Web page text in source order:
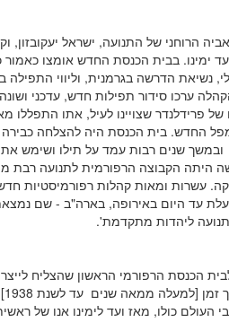
הרוחני של התנועה, ישראל יעקובזון,
עד ימינו. בבית הכנסת החדש אומצו
נשיאת הדרשה בגרמנית, וליווי
ערכו סידור תפילות חדש, עדכני
פרידלנדר שצויינו לעיל, אתו התפללו
800 חברים - ובמשך שנים רבות עמד על תילו
היתה הקבוצה הרפורמית לתנועה רבת
עשרות ומאות קהלות רפורמיסטיות
עד היום באירופה, בארה"ב - שם
ליהדות מתקדמת'.
הכנסת הרפורמי הראשון שהצליח
העולם כולו, מאז ועד לימינו אנו של